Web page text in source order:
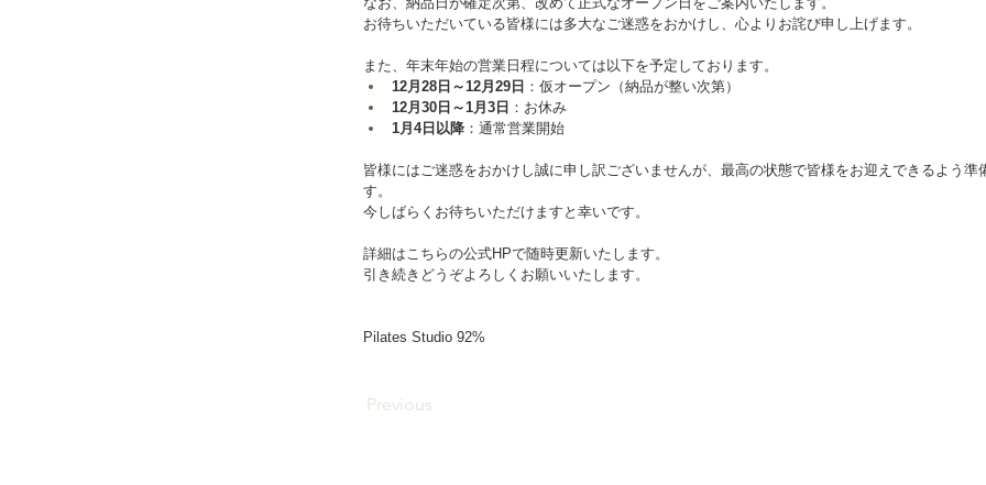
お待ちいただいている皆様には多大なご迷惑をおかけし、心よりお詫び申し上げます。
また、年末年始の営業日程については以下を予定しております。
12月28日～12月29日 ：仮オープン（納品が整い次第）
12月30日～1月3日 ：お休み
1月4日以降 ：通常営業開始
皆様にはご迷惑をおかけし誠に申し訳ございませんが、最高の状態で皆様をお迎えできるよう準
す。
今しばらくお待ちいただけますと幸いです。
詳細はこちらの公式HPで随時更新いたします。
引き続きどうぞよろしくお願いいたします。
Pilates Studio 92%
Previous